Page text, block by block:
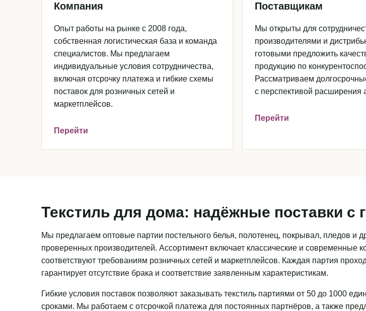
Компания
Опыт работы на рынке с 2008 года,
собственная логистическая база и команда
специалистов. Мы предлагаем
индивидуальные условия сотрудничества,
включая отсрочку платежа и гибкие схемы
поставок для розничных сетей и
маркетплейсов.
Перейти
Поставщикам
Мы открыты для
производителями и
готовыми предложить
продукцию по
Рассматриваем
с перспективой расширения
Перейти
Текстиль для дома: надёжные поставки с
Мы предлагаем оптовые партии постельного белья, полотенец, покрывал, пледов и
проверенных производителей. Ассортимент включает классические и современные
соответствуют требованиям розничных сетей и маркетплейсов. Каждая партия
гарантирует отсутствие брака и соответствие заявленным характеристикам.
Гибкие условия поставок позволяют заказывать текстиль партиями от 50 до 1000
сроками. Мы работаем с отсрочкой платежа для постоянных партнёров, а также